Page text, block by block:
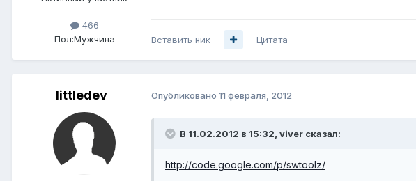
466
Пол:Мужчина Вставить ник Цитата
littledev Опубликовано 11 февраля, 2012
В 11.02.2012 в 15:32, viver сказал:
http://code.google.com/p/swtoolz/